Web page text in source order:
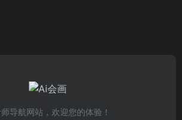
导航网站，欢迎您的体验！